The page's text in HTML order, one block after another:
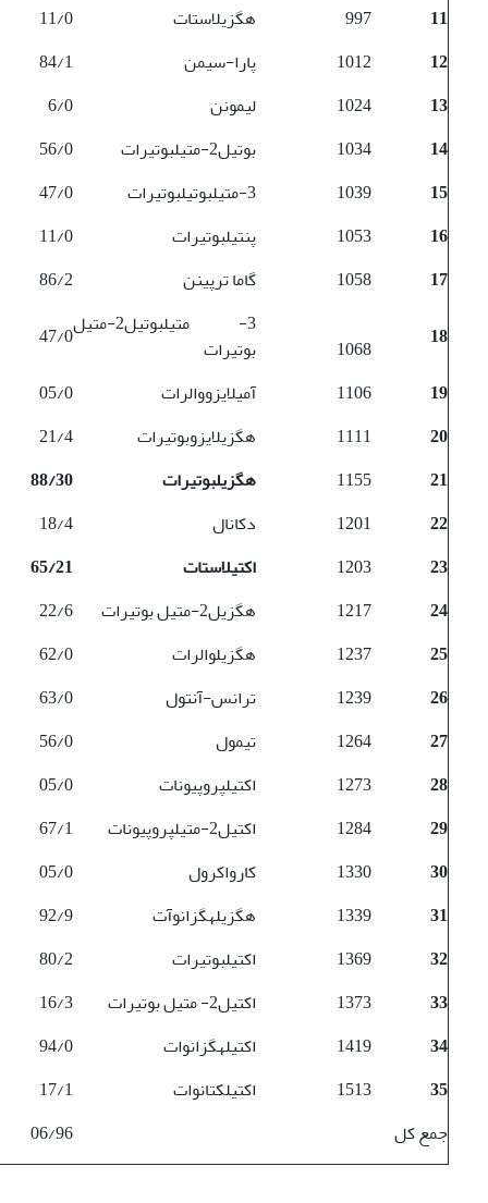
11
997 هگزیل­استات
11/0
12
1012 پارا-سیمن
84/1
13
1024 لیمونن
6/0
14
1034 بوتیل­2-متیل­بوتیرات
56/0
15
1039 3-متیل­بوتیل­بوتیرات
47/0
16
1053 پنتیل­بوتیرات
11/0
17
1058 گاما ترپینن
86/2
18
1068
3- متیل­بوتیل­2-متیل
بوتیرات
47/0
19
1106 آمیل­ایزووالرات
05/0
20
1111 هگزیل­ایزوبوتیرات
21/4
21
1155 هگزیل­بوتیرات
88/30
22
1201 دکانال
18/4
23
1203 اکتیل­استات
65/21
24
1217 هگزیل­2-متیل بوتیرات
22/6
25
1237 هگزیل­والرات
62/0
26
1239 ترانس-­آنتول
63/0
27
1264 تیمول
56/0
28
1273 اکتیل­پروپیونات
05/0
29
1284 اکتیل­2-متیل­پروپیونات
67/1
30
1330 کارواکرول
05/0
31
1339 هگزیل­هگزانوآت
92/9
32
1369 اکتیل­بوتیرات
80/2
33
1373 اکتیل­2- متیل بوتیرات
16/3
34
1419 اکتیل­هگزانوات
94/0
35
1513 اکتیل­کتانوات
17/1
جمع کل
06/96